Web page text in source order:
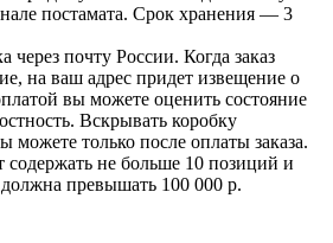
постамата. Срок хранения — 3
через почту России. Когда заказ
на ваш адрес придет извещение о
вы можете оценить состояние
Вскрывать коробку
можете только после оплаты заказа.
содержать не больше 10 позиций и
должна превышать 100 000 р.